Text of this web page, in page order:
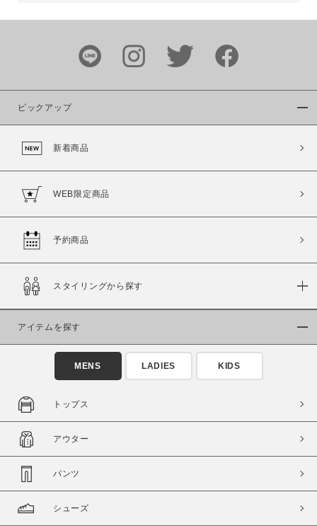
ブランド
カラー
商品タイプ
通常商品
セール価格 WEB限定
在庫
在庫あり
ピックアップ
新着商品
WEB限定商品
予約商品
スタイリングから探す
アイテムを探す
MENS LADIES KIDS
トップス
アウター
パンツ
シューズ